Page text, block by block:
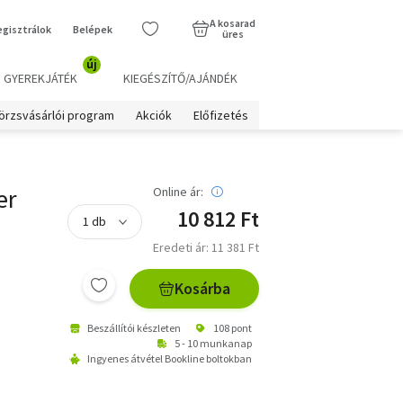
Belépek
A kosarad
üres
GYEREKJÁTÉK
új
KIEGÉSZÍTŐ/AJÁNDÉK
program Akciók Előfizetés
Online ár:
10 812 Ft
Eredeti ár: 11 381 Ft
Kosárba
Beszállítói készleten
108 pont
5 - 10 munkanap
Ingyenes átvétel Bookline boltokban